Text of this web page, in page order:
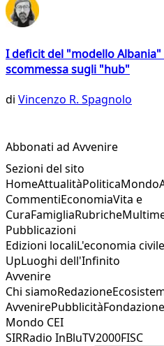
I deficit del "modello
scommessa sugli "hub"
di Vincenzo R. Spagnolo
Abbonati ad Avvenire
Sezioni del sito
HomeAttualitàPoliticaMondo
CommentiEconomiaVita e
CuraFamigliaRubriche
Pubblicazioni
Edizioni localiL'economia civile
UpLuoghi dell'Infinito
Avvenire
Chi siamoRedazione
AvvenirePubblicità
Mondo CEI
SIRRadio InBluTV2000FISC